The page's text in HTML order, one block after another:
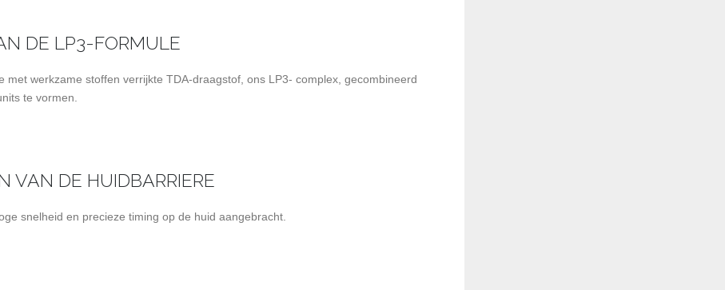
DE LP3-FORMULE
met werkzame stoffen verrijkte TDA-draagstof, ons LP3- complex, gecombineerd
te vormen.
VAN DE HUIDBARRIERE
snelheid en precieze timing op de huid aangebracht.